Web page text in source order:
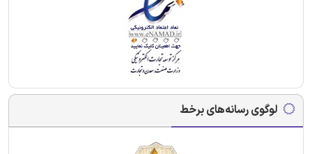
لوگوی رسانه‌های برخط